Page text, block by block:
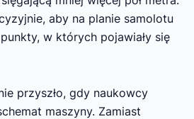
aby na planie samolotu
w których pojawiały się
przyszło, gdy naukowcy
maszyny. Zamiast